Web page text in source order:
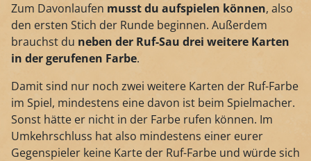
Zum Davonlaufen musst du aufspielen können, also
den ersten Stich der Runde beginnen. Außerdem
brauchst du neben der Ruf-Sau drei weitere Karten
in der gerufenen Farbe.
Damit sind nur noch zwei weitere Karten der Ruf-Farbe
im Spiel, mindestens eine davon ist beim Spielmacher.
Sonst hätte er nicht in der Farbe rufen können. Im
Umkehrschluss hat also mindestens einer eurer
Gegenspieler keine Karte der Ruf-Farbe und würde sich